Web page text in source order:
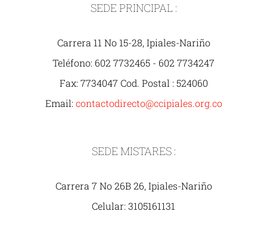
SEDE PRINCIPAL :
Carrera 11 No 15-28, Ipiales-Nariño
Teléfono: 602 7732465 - 602 7734247
Fax: 7734047 Cod. Postal : 524060
Email: contactodirecto@ccipiales.org.co
SEDE MISTARES :
Carrera 7 No 26B 26, Ipiales-Nariño
Celular: 3105161131